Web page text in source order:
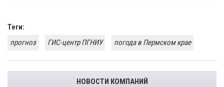
Теги:
прогноз
ГИС-центр ПГНИУ погода в Пермском крае
НОВОСТИ КОМПАНИЙ